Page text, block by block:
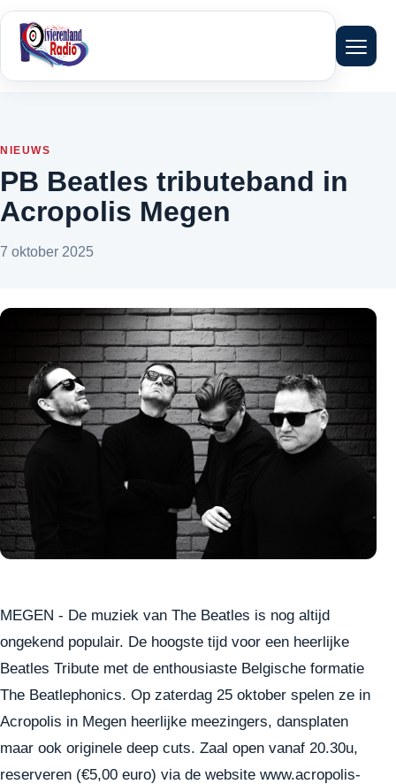
Menu
NIEUWS
PB Beatles tributeband in
Acropolis Megen
7 oktober 2025
MEGEN - De muziek van The Beatles is nog altijd
ongekend populair. De hoogste tijd voor een heerlijke
Beatles Tribute met de enthousiaste Belgische formatie
The Beatlephonics. Op zaterdag 25 oktober spelen ze in
Acropolis in Megen heerlijke meezingers, dansplaten
maar ook originele deep cuts. Zaal open vanaf 20.30u,
reserveren (€5,00 euro) via de website www.acropolis-